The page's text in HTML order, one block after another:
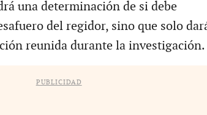
una determinación de si debe
del regidor, sino que solo
reunida durante la investigación.
PUBLICIDAD